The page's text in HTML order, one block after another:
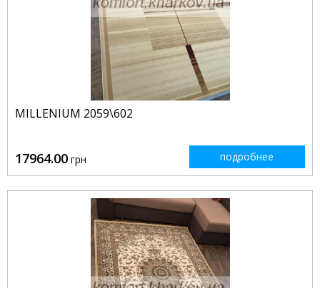
MILLENIUM 2059\602
17964.00 грн подробнее